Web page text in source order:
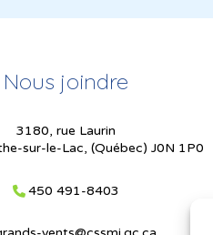
Nous joindre
3180, rue Laurin
sur-le-Lac, (Québec) J0N 1P0
450 491-8403